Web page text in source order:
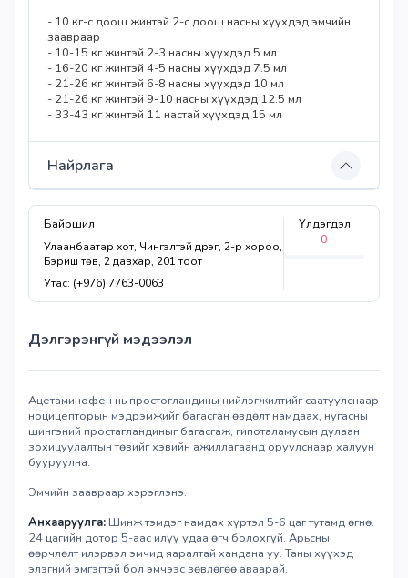
- 10 кг-с доош жинтэй 2-с доош насны хүүхдэд эмчийн
заавраар
- 10-15 кг жинтэй 2-3 насны хүүхдэд 5 мл
- 16-20 кг жинтэй 4-5 насны хүүхдэд 7.5 мл
- 21-26 кг жинтэй 6-8 насны хүүхдэд 10 мл
- 21-26 кг жинтэй 9-10 насны хүүхдэд 12.5 мл
- 33-43 кг жинтэй 11 настай хүүхдэд 15 мл
Найрлага
Байршил
Улаанбаатар хот, Чингэлтэй дүүрэг, 2-р хороо,
Бэриш төв, 2 давхар, 201 тоот
Утас: (+976) 7763-0063
Үлдэгдэл
0
Дэлгэрэнгүй мэдээлэл
Ацетаминофен нь простогландины нийлэгжилтийг саатуулснаар
ноцицепторын мэдрэмжийг багасган өвдөлт намдаах, нугасны
шингэний простагландиныг багасгаж, гипоталамусын дулаан
зохицуулалтын төвийг хэвийн ажиллагаанд оруулснаар халуун
бууруулна.
Эмчийн заавраар хэрэглэнэ.
Анхааруулга: Шинж тэмдэг намдах хүртэл 5-6 цаг тутамд өгнө.
24 цагийн дотор 5-аас илүү удаа өгч болохгүй. Арьсны
өөрчлөлт илэрвэл эмчид яаралтай хандана уу. Таны хүүхэд
элэгний эмгэгтэй бол эмчээс зөвлөгөө аваарай.